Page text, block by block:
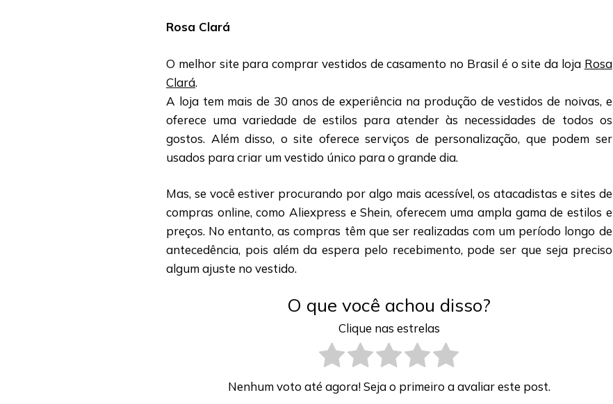
Rosa Clará
O melhor site para comprar vestidos de casamento no Brasil é o site da loja Rosa
Clará.
A loja tem mais de 30 anos de experiência na produção de vestidos de noivas, e
oferece uma variedade de estilos para atender às necessidades de todos os
gostos. Além disso, o site oferece serviços de personalização, que podem ser
usados para criar um vestido único para o grande dia.
Mas, se você estiver procurando por algo mais acessível, os atacadistas e sites de
compras online, como Aliexpress e Shein, oferecem uma ampla gama de estilos e
preços. No entanto, as compras têm que ser realizadas com um período longo de
antecedência, pois além da espera pelo recebimento, pode ser que seja preciso
algum ajuste no vestido.
O que você achou disso?
Clique nas estrelas
Nenhum voto até agora! Seja o primeiro a avaliar este post.